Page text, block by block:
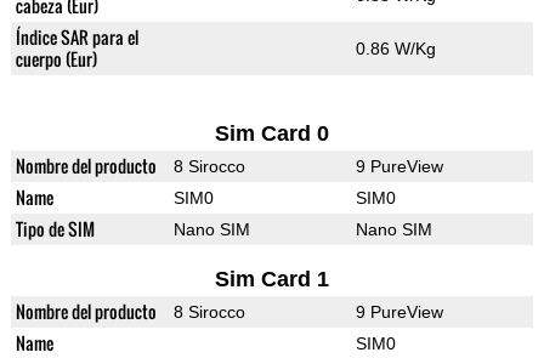
cabeza (Eur)
Índice SAR para el
cuerpo (Eur)
0.86 W/Kg
Sim Card 0
Nombre del producto 8 Sirocco 9 PureView
Name SIM0 SIM0
Tipo de SIM Nano SIM Nano SIM
Sim Card 1
Nombre del producto 8 Sirocco 9 PureView
Name SIM0